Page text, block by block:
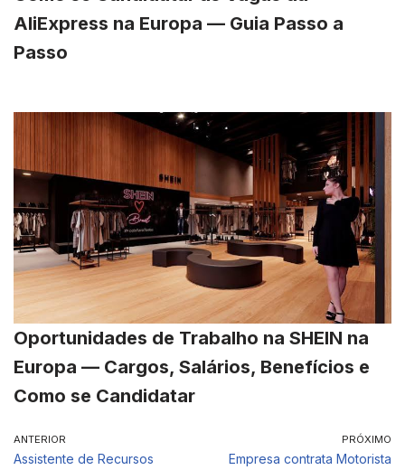
AliExpress na Europa — Guia Passo a
Passo
Oportunidades de Trabalho na SHEIN na
Europa — Cargos, Salários, Benefícios e
Como se Candidatar
ANTERIOR
Assistente de Recursos
PRÓXIMO
Empresa contrata Motorista